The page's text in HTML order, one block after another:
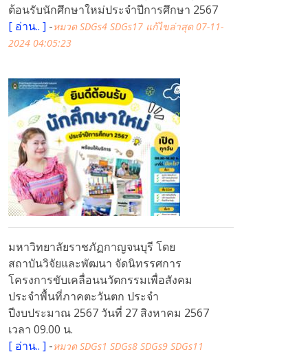
ต้อนรับนักศึกษาใหม่ประจำปีการศึกษา 2567
[ อ่าน.. ] -หมวด SDGs4 SDGs17 แก้ไขล่าสุด 07-11-
2024 04:05:23
มหาวิทยาลัยราชภัฏกาญจนบุรี โดย
สถาบันวิจัยและพัฒนา จัดนิทรรศการ
โครงการขับเคลื่อนนวัตกรรมเพื่อสังคม
ประจำพื้นที่ภาคตะวันตก ประจำ
ปีงบประมาณ 2567 วันที่ 27 สิงหาคม 2567
เวลา 09.00 น.
[ อ่าน.. ] -หมวด SDGs1 SDGs8 SDGs9 SDGs11